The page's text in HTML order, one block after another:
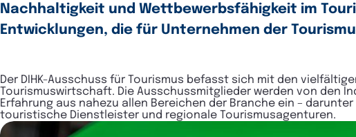
Nachhaltigkeit und Wettbewerbsfähigkeit im
Entwicklungen, die für Unternehmen der
Der DIHK-Ausschuss für Tourismus befasst sich mit den
Tourismuswirtschaft. Die Ausschussmitglieder werden von den
Erfahrung aus nahezu allen Bereichen der Branche ein –
touristische Dienstleister und regionale Tourismusagenturen.